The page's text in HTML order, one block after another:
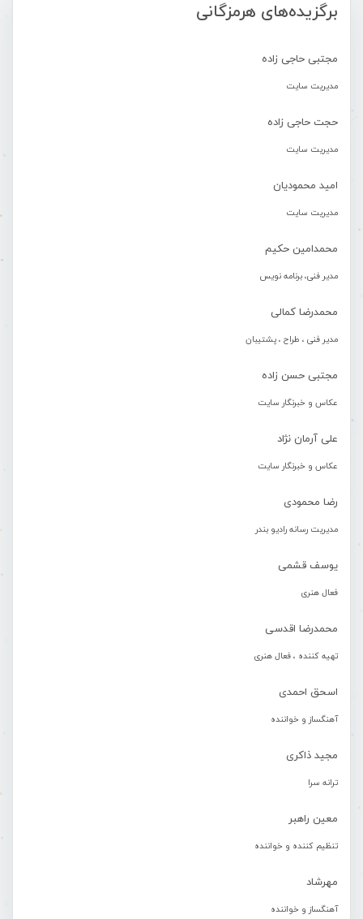
برگزیده‌های هرمزگانی
مجتبی حاجی زاده
مدیریت سایت
حجت حاجی زاده
مدیریت سایت
امید محمودیان
مدیریت سایت
محمدامین حکیم
مدیر فنی، برنامه نویس
محمدرضا کمالی
مدیر فنی ، طراح ، پشتیبان
مجتبی حسن زاده
عکاس و خبرنگار سایت
علی آرمان نژاد
عکاس و خبرنگار سایت
رضا محمودی
مدیریت رسانه رادیو بندر
یوسف قشمی
فعال هنری
محمدرضا اقدسی
تهیه کننده ، فعال هنری
اسحق احمدی
آهنگساز و خواننده
مجید ذاکری
ترانه سرا
معین راهبر
تنظیم کننده و خواننده
مهرشاد
آهنگساز و خواننده